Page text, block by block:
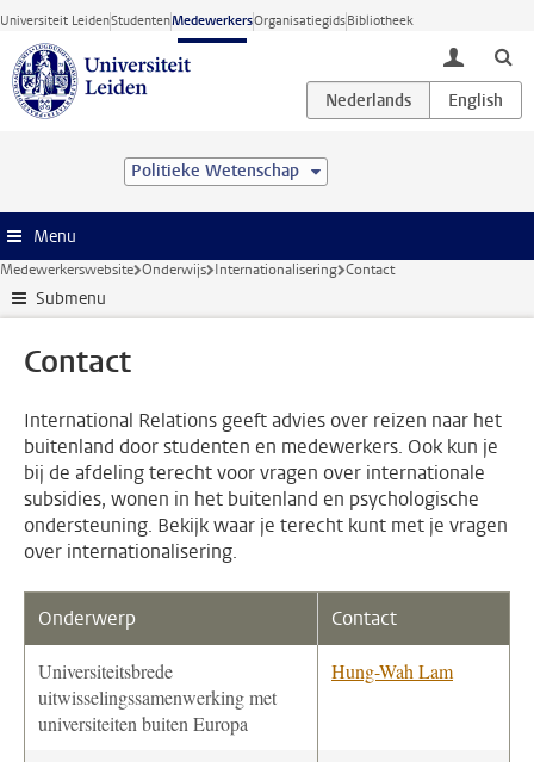
Ga direct naar de inhoud
Universiteit LeidenStudentenMedewerkersOrganisatiegidsBibliotheek
toggle
Politieke Wetenschap
Menu
Medewerkerswebsite Onderwijs Internationalisering Contact
Submenu
Contact
International Relations geeft advies over reizen naar het
buitenland door studenten en medewerkers. Ook kun je
bij de afdeling terecht voor vragen over internationale
subsidies, wonen in het buitenland en psychologische
ondersteuning. Bekijk waar je terecht kunt met je vragen
over internationalisering.
Onderwerp Contact
Universiteitsbrede
uitwisselingssamenwerking met
universiteiten buiten Europa
Hung-Wah Lam